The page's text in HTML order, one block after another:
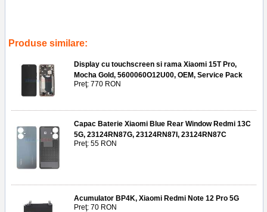
Produse similare:
Display cu touchscreen si rama Xiaomi 15T Pro,
Mocha Gold, 5600060O12U00, OEM, Service Pack
Preţ: 770 RON
Capac Baterie Xiaomi Blue Rear Window Redmi 13C
5G, 23124RN87G, 23124RN87I, 23124RN87C
Preţ: 55 RON
Acumulator BP4K, Xiaomi Redmi Note 12 Pro 5G
Preţ: 70 RON